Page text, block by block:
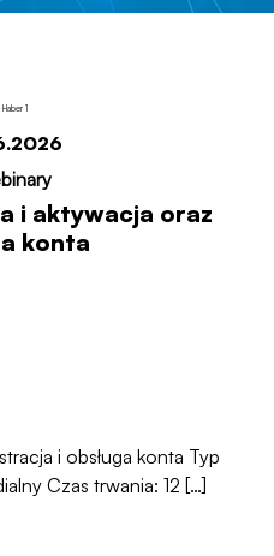
i aktywacja oraz
konta
i obsługa konta Typ
Czas trwania: 12 […]